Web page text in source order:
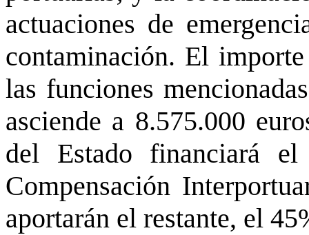
actuaciones de
contaminación. El
las funciones
asciende a 8.575.000
del Estado financiará
Compensación
aportarán el restante, el